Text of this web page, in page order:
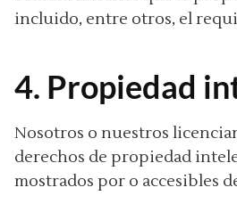
incluido, entre otros, el
4. Propiedad
Nosotros o nuestros
derechos de propiedad
mostrados por o accesibles